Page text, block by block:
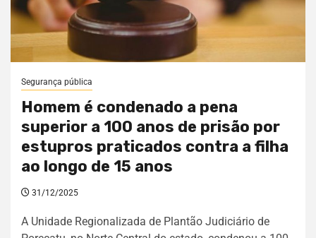
Segurança pública
Homem é condenado a pena
superior a 100 anos de prisão por
estupros praticados contra a filha
ao longo de 15 anos
31/12/2025
A Unidade Regionalizada de Plantão Judiciário de